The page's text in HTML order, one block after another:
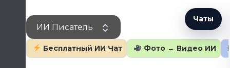
содержаниюИИ Писатель
Бесплатный ИИ Чат Фото → Видео ИИ
Чаты